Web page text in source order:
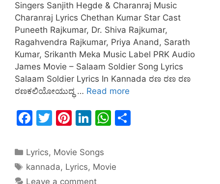
Singers Sanjith Hegde & Charanraj Music
Charanraj Lyrics Chethan Kumar Star Cast
Puneeth Rajkumar, Dr. Shiva Rajkumar,
Ragahvendra Rajkumar, Priya Anand, Sarath
Kumar, Srikanth Meka Music Label PRK Audio
James Movie – Salaam Soldier Song Lyrics
Salaam Soldier Lyrics In Kannada ರಣ ರಣ ರಣ
ರಣಕಲಿಯೋಯುದ್ಧ … Read more
F
c
e
b
T
itt
er
Pi
er
e
st
Li
k
e
dI
W
s
Lyrics, Movie Songs
kannada, Lyrics, Movie
Leave a comment